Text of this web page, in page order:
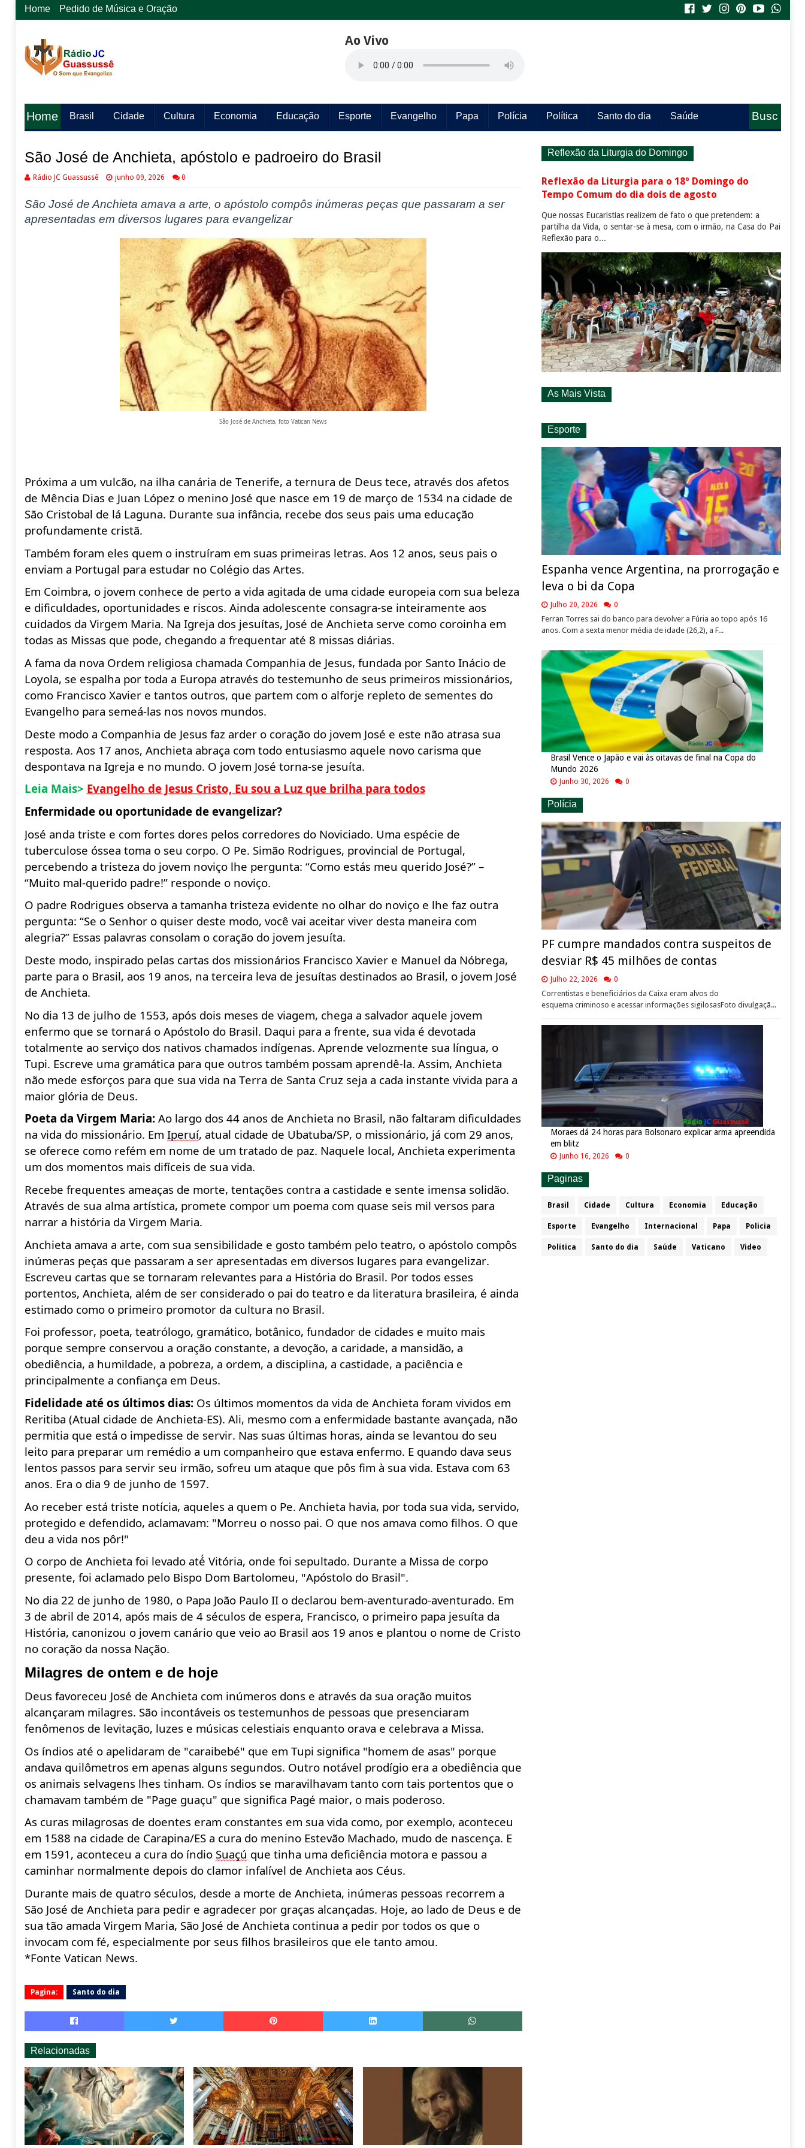
Home Pedido de Música e Oração
Ao Vivo
Home Brasil Cidade Cultura Economia Educação Esporte Evangelho Papa Polícia Política Santo do dia Saúde
Busc
São José de Anchieta, apóstolo e padroeiro do Brasil
Rádio JC Guassussê junho 09, 2026 0
São José de Anchieta amava a arte, o apóstolo compôs inúmeras peças que passaram a ser
apresentadas em diversos lugares para evangelizar
São José de Anchieta, foto Vatican News
Próxima a um vulcão, na ilha canária de Tenerife, a ternura de Deus tece, através dos afetos
de Mência Dias e Juan López o menino José que nasce em 19 de março de 1534 na cidade de
São Cristobal de lá Laguna. Durante sua infância, recebe dos seus pais uma educação
profundamente cristã.
Também foram eles quem o instruíram em suas primeiras letras. Aos 12 anos, seus pais o
enviam a Portugal para estudar no Colégio das Artes.
Em Coimbra, o jovem conhece de perto a vida agitada de uma cidade europeia com sua beleza
e dificuldades, oportunidades e riscos. Ainda adolescente consagra-se inteiramente aos
cuidados da Virgem Maria. Na Igreja dos jesuítas, José de Anchieta serve como coroinha em
todas as Missas que pode, chegando a frequentar até 8 missas diárias.
A fama da nova Ordem religiosa chamada Companhia de Jesus, fundada por Santo Inácio de
Loyola, se espalha por toda a Europa através do testemunho de seus primeiros missionários,
como Francisco Xavier e tantos outros, que partem com o alforje repleto de sementes do
Evangelho para semeá-las nos novos mundos.
Deste modo a Companhia de Jesus faz arder o coração do jovem José e este não atrasa sua
resposta. Aos 17 anos, Anchieta abraça com todo entusiasmo aquele novo carisma que
despontava na Igreja e no mundo. O jovem José torna-se jesuíta.
Leia Mais> Evangelho de Jesus Cristo, Eu sou a Luz que brilha para todos
Enfermidade ou oportunidade de evangelizar?
José anda triste e com fortes dores pelos corredores do Noviciado. Uma espécie de
tuberculose óssea toma o seu corpo. O Pe. Simão Rodrigues, provincial de Portugal,
percebendo a tristeza do jovem noviço lhe pergunta: “Como estás meu querido José?” –
“Muito mal-queridopadre!” responde o noviço.
O padre Rodrigues observa a tamanha tristeza evidente no olhar do noviço e lhe faz outra
pergunta: “Se o Senhor o quiser deste modo, você vai aceitar viver desta maneira com
alegria?” Essas palavras consolam o coração do jovem jesuíta.
Deste modo, inspirado pelas cartas dos missionários Francisco Xavier e Manuel da Nóbrega,
parte para o Brasil, aos 19 anos, na terceira leva de jesuítas destinados ao Brasil, o jovem José
de Anchieta.
No dia 13 de julho de 1553, após dois meses de viagem, chega a salvador aquele jovem
enfermo que se tornará o Apóstolo do Brasil. Daqui para a frente, sua vida é devotada
totalmente ao serviço dos nativos chamados indígenas. Aprende velozmente sua língua, o
Tupi. Escreve uma gramática para que outros também possam aprendê-la. Assim, Anchieta
não mede esforços para que sua vida na Terra de Santa Cruz seja a cada instante vivida para a
maior glória de Deus.
Poeta da Virgem Maria: Ao largo dos 44 anos de Anchieta no Brasil, nãofaltaram dificuldades
na vida do missionário. Em Iperuí, atual cidade de Ubatuba/SP, o missionário, já com 29 anos,
se oferece como refém em nome de um tratado de paz. Naquele local, Anchieta experimenta
um dos momentos mais difíceis de sua vida.
Recebe frequentes ameaças de morte, tentações contra a castidade e sente imensa solidão.
Através de sua alma artística, promete compor um poema com quase seis mil versos para
narrar a história da Virgem Maria.
Anchieta amava a arte, com sua sensibilidade e gosto também pelo teatro, o apóstolo compôs
inúmeras peças que passaram a ser apresentadas em diversos lugares para evangelizar.
Escreveu cartas que se tornaram relevantes para a História do Brasil. Por todos esses
portentos, Anchieta, além de ser considerado o pai do teatro e da literatura brasileira, é ainda
estimado como o primeiro promotor da cultura no Brasil.
Foi professor, poeta, teatrólogo, gramático, botânico, fundador de cidades e muito mais
porque sempre conservou a oração constante, a devoção, a caridade, a mansidão, a
obediência, a humildade, a pobreza, a ordem, a disciplina, a castidade, a paciência e
principalmente a confiança em Deus.
Fidelidade até os últimos dias: Os últimos momentos da vida de Anchieta foram vividos em
Reritiba (Atual cidade de Anchieta-ES). Ali, mesmo com a enfermidade bastante avançada, não
permitia que está o impedisse de servir. Nas suas últimas horas, ainda se levantou do seu
leito para preparar um remédioa um companheiro que estava enfermo. E quando dava seus
lentos passos para servir seu irmão, sofreu um ataque que pôs fim à sua vida. Estava com 63
anos. Era o dia 9 de junho de 1597.
Ao receber está triste notícia, aqueles a quem o Pe. Anchieta havia, por toda sua vida, servido,
protegido e defendido, aclamavam: "Morreu o nosso pai. O que nos amava como filhos. O que
deu a vida nos pôr!"
O corpo de Anchieta foi levado até́ Vitória, onde foi sepultado. Durante a Missa de corpo
presente, foi aclamado pelo Bispo Dom Bartolomeu, "Apóstolodo Brasil".
No dia 22 de junho de 1980, o Papa JoãoPaulo II o declarou bem-aventurado-aventurado. Em
3 de abril de 2014, após mais de 4 séculos de espera, Francisco, o primeiro papa jesuíta da
História, canonizou o jovem canário que veio ao Brasil aos 19 anos e plantou o nome de Cristo
no coração da nossa Nação.
Milagres de ontem e de hoje
Deus favoreceu José de Anchieta com inúmeros dons e através da sua oração muitos
alcançaram milagres. São incontáveis os testemunhos de pessoas que presenciaram
fenômenos de levitação, luzes e músicas celestiais enquanto orava e celebrava a Missa.
Os índios até o apelidaram de "caraibebé" que em Tupi significa "homem de asas" porque
andava quilômetros em apenas alguns segundos. Outro notável prodígio era a obediência que
os animais selvagens lhes tinham. Os índios se maravilhavam tanto com tais portentos que o
chamavam também de "Page guaçu" que significa Pagé maior, o mais poderoso.
As curas milagrosas de doentes eram constantes em sua vida como, por exemplo, aconteceu
em 1588 na cidade de Carapina/ES a cura do menino Estevão Machado, mudo de nascença. E
em 1591, aconteceu a cura do índio Suaçú que tinha uma deficiência motora e passou a
caminhar normalmente depois do clamor infalível de Anchieta aos Céus.
Durante mais de quatro séculos, desde a morte de Anchieta, inúmeras pessoas recorrem a
São José de Anchieta para pedir e agradecer por graças alcançadas. Hoje, ao lado de Deus e de
sua tão amada Virgem Maria, São José de Anchieta continua a pedir por todos os que o
invocam com fé, especialmente por seus filhos brasileiros que ele tanto amou.
*Fonte Vatican News.
Pagina: Santo do dia
Relacionadas
Reflexão da Liturgia do Domingo
Reflexão da Liturgia para o 18º Domingo do
Tempo Comum do dia dois de agosto
Que nossas Eucaristias realizem de fato o que pretendem: a
partilha da Vida, o sentar-se à mesa, com o irmão, na Casa do Pai
Reflexão para o...
As Mais Vista
Esporte
Espanha vence Argentina, na prorrogação e
leva o bi da Copa
Julho 20, 2026 0
Ferran Torres sai do banco para devolver a Fúria ao topo após 16
anos. Com a sexta menor média de idade (26,2), a F...
Brasil Vence o Japão e vai às oitavas de final na Copa do
Mundo 2026
Junho 30, 2026 0
Polícia
PF cumpre mandados contra suspeitos de
desviar R$ 45 milhões de contas
Julho 22, 2026 0
Correntistas e beneficiários da Caixa eram alvos do
esquema criminoso e acessar informações sigilosasFoto divulgaçã...
Moraes dá 24 horas para Bolsonaro explicar arma apreendida
em blitz
Junho 16, 2026 0
Paginas
Brasil Cidade Cultura Economia Educação
Esporte Evangelho Internacional Papa Policia
Política Santo do dia Saúde Vaticano Video